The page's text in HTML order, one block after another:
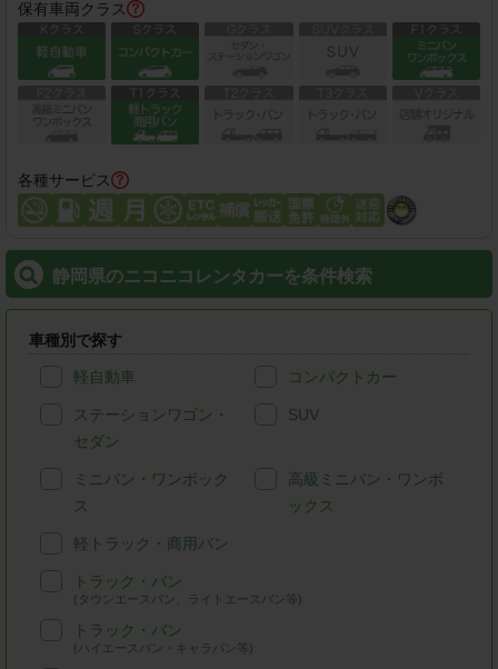
保有車両クラス
各種サービス
静岡県のニコニコレンタカーを条件検索
車種別で探す
軽自動車 コンパクトカー
ステーションワゴン・
セダン
SUV
ミニバン・ワンボック
ス
高級ミニバン・ワンボ
ックス
軽トラック・商用バン
トラック・バン
(タウンエースバン、ライトエースバン等)
トラック・バン
(ハイエースバン・キャラバン等)